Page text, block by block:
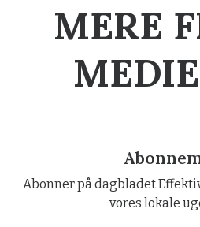
MERE
Abonner på dagbladet
vores lokale